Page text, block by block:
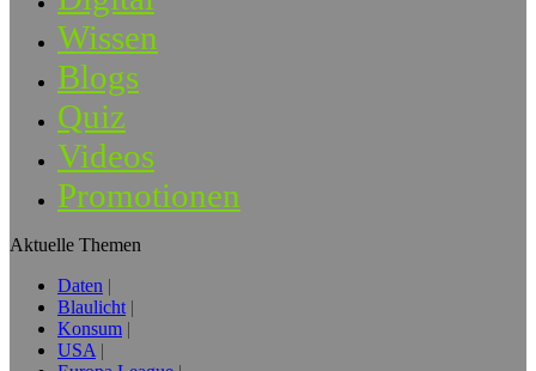
Wissen
Blogs
Quiz
Videos
Promotionen
Aktuelle Themen
Daten
Blaulicht
Konsum
USA